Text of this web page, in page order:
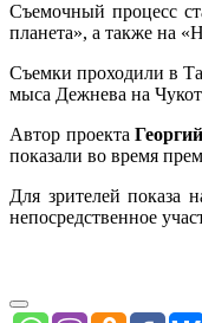
Съемочный процесс
планета», а также на
Съемки проходили в
мыса Дежнева на
Автор проекта
показали во время
Для зрителей показа
непосредственное